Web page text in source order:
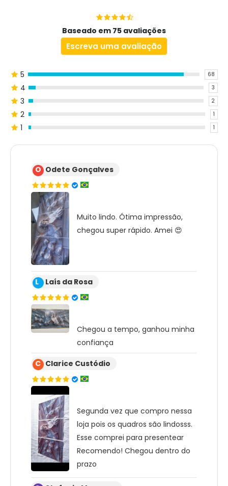
Baseado em 75 avaliações
Escreva uma avaliação
5 68
4 3
3 2
2 1
1 1
O Odete Gonçalves
Muito lindo. Ótima impressão,
chegou super rápido. Amei 😍
L Laís da Rosa
Chegou a tempo, ganhou minha
confiança
C Clarice Custódio
Segunda vez que compro nessa
loja pois os quadros são lindosss.
Esse comprei para presentear
Recomendo! Chegou dentro do
prazo